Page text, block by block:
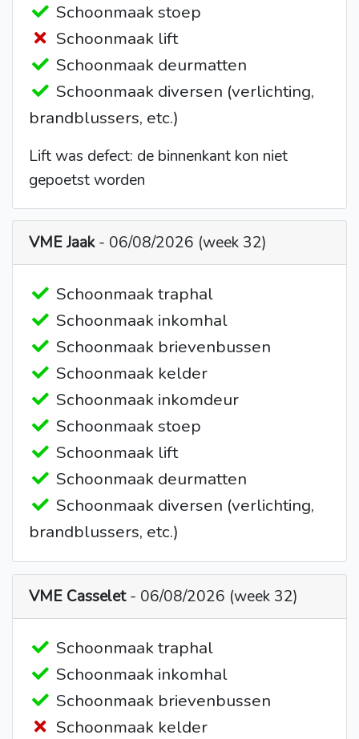
Schoonmaak stoep
Schoonmaak lift
Schoonmaak deurmatten
Schoonmaak diversen (verlichting,
brandblussers, etc.)
Lift was defect: de binnenkant kon niet
gepoetst worden
VME Jaak- 06/08/2026 (week 32)
Schoonmaak traphal
Schoonmaak inkomhal
Schoonmaak brievenbussen
Schoonmaak kelder
Schoonmaak inkomdeur
Schoonmaak stoep
Schoonmaak lift
Schoonmaak deurmatten
Schoonmaak diversen (verlichting,
brandblussers, etc.)
VME Casselet- 06/08/2026 (week 32)
Schoonmaak traphal
Schoonmaak inkomhal
Schoonmaak brievenbussen
Schoonmaak kelder